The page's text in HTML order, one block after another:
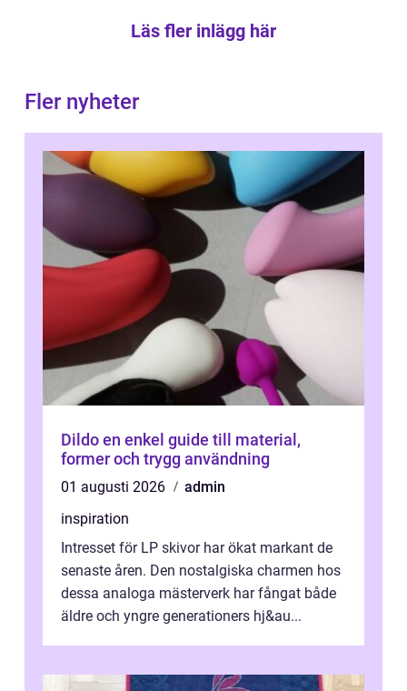
Läs fler inlägg här
Fler nyheter
Dildo en enkel guide till material,
former och trygg användning
01 augusti 2026
admin
inspiration
Intresset för LP skivor har ökat markant de
senaste åren. Den nostalgiska charmen hos
dessa analoga mästerverk har fångat både
äldre och yngre generationers hj&au...